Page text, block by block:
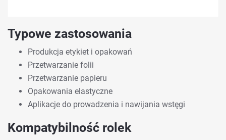
Typowe zastosowania
Produkcja etykiet i opakowań
Przetwarzanie folii
Przetwarzanie papieru
Opakowania elastyczne
Aplikacje do prowadzenia i nawijania wstęgi
Kompatybilność rolek